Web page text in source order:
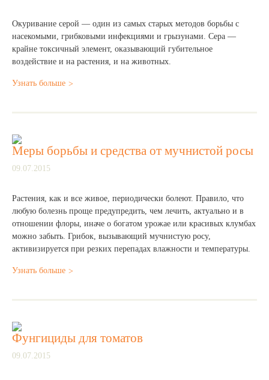
Окуривание серой — один из самых старых методов борьбы с
насекомыми, грибковыми инфекциями и грызунами. Сера —
крайне токсичный элемент, оказывающий губительное
воздействие и на растения, и на животных.
Узнать больше
Меры борьбы и средства от мучнистой росы
09.07.2015
Растения, как и все живое, периодически болеют. Правило, что
любую болезнь проще предупредить, чем лечить, актуально и в
отношении флоры, иначе о богатом урожае или красивых клумбах
можно забыть. Грибок, вызывающий мучнистую росу,
активизируется при резких перепадах влажности и температуры.
Узнать больше
Фунгициды для томатов
09.07.2015